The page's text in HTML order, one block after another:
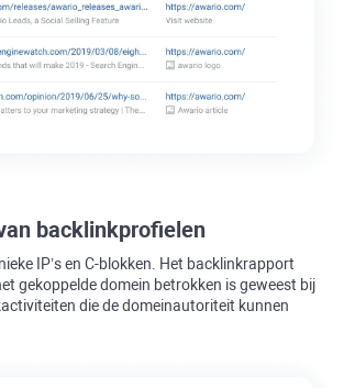
backlinkprofielen
IP’s en C-blokken. Het backlinkrapport
gekoppelde domein betrokken is geweest bij
die de domeinautoriteit kunnen